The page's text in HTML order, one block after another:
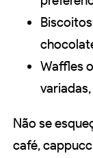
Waffles
Não se
café,